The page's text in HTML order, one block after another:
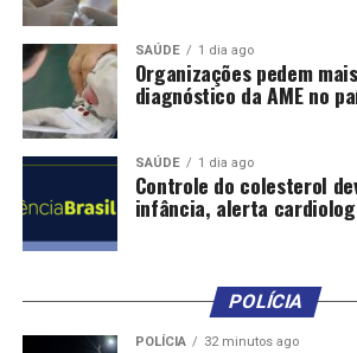
SAÚDE 1 dia ago
Organizações pedem
diagnóstico da AME no
SAÚDE 1 dia ago
Controle do colesterol
infância, alerta
POLÍCIA
POLÍCIA 32 minutos ago